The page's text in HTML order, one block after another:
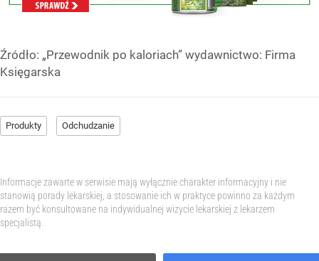
Źródło: „Przewodnik po kaloriach” wydawnictwo: Firma
Księgarska
Produkty Odchudzanie
Informacje zawarte w serwisie mają wyłącznie charakter informacyjny i nie
stanowią porady lekarskiej, a stosowanie ich w praktyce powinno za każdym
razem być konsultowane na indywidualnej wizycie lekarskiej z lekarzem
specjalistą.